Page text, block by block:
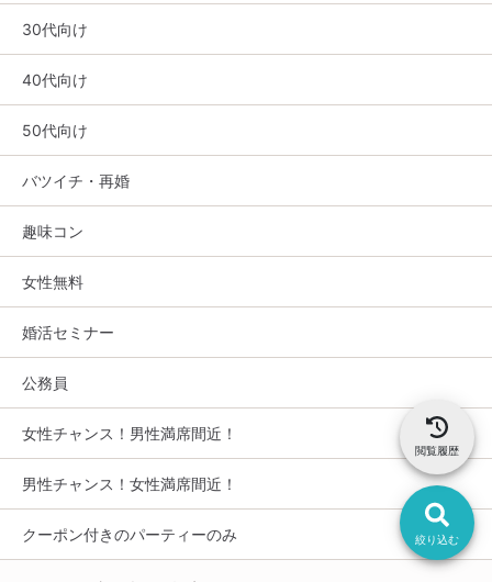
絞り込む
閲覧履歴
30代向け
40代向け
50代向け
バツイチ・再婚
趣味コン
女性無料
婚活セミナー
公務員
女性チャンス！男性満席間近！
男性チャンス！女性満席間近！
クーポン付きのパーティーのみ